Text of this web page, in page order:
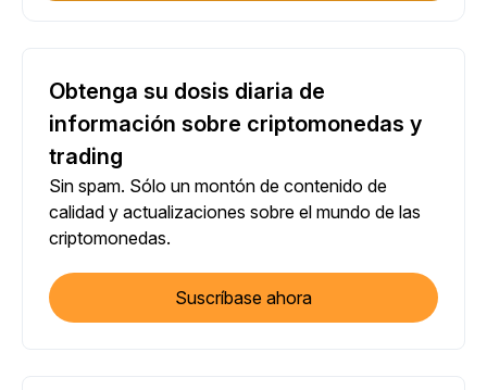
Obtenga su dosis diaria de
información sobre criptomonedas y
trading
Sin spam. Sólo un montón de contenido de
calidad y actualizaciones sobre el mundo de las
criptomonedas.
Suscríbase ahora